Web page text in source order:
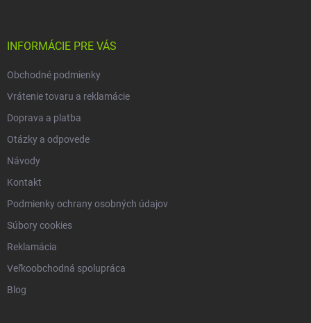
INFORMÁCIE PRE VÁS
Obchodné podmienky
Vrátenie tovaru a reklamácie
Doprava a platba
Otázky a odpovede
Návody
Kontakt
Podmienky ochrany osobných údajov
Súbory cookies
Reklamácia
Veľkoobchodná spolupráca
Blog